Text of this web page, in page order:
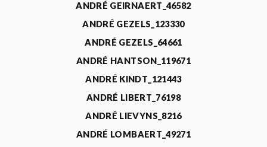
ANDRÉ GEIRNAERT_46582
ANDRÉ GEZELS_123330
ANDRÉ GEZELS_64661
ANDRÉ HANTSON_119671
ANDRÉ KINDT_121443
ANDRÉ LIBERT_76198
ANDRÉ LIEVYNS_8216
ANDRÉ LOMBAERT_49271